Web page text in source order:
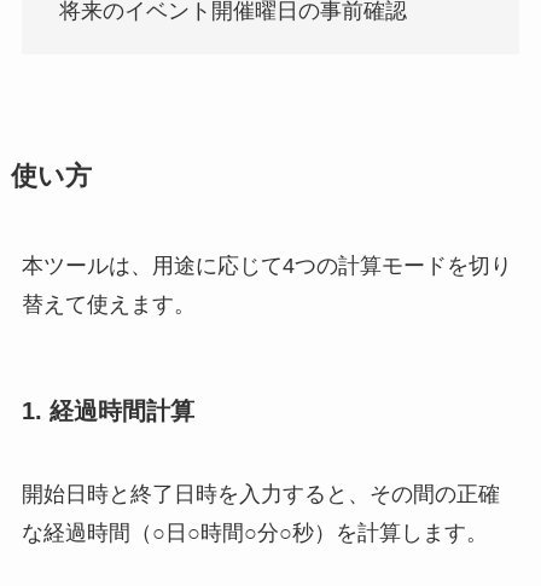
将来のイベント開催曜日の事前確認
使い方
本ツールは、用途に応じて4つの計算モードを切り
替えて使えます。
1. 経過時間計算
開始日時と終了日時を入力すると、その間の正確
な経過時間（○日○時間○分○秒）を計算します。